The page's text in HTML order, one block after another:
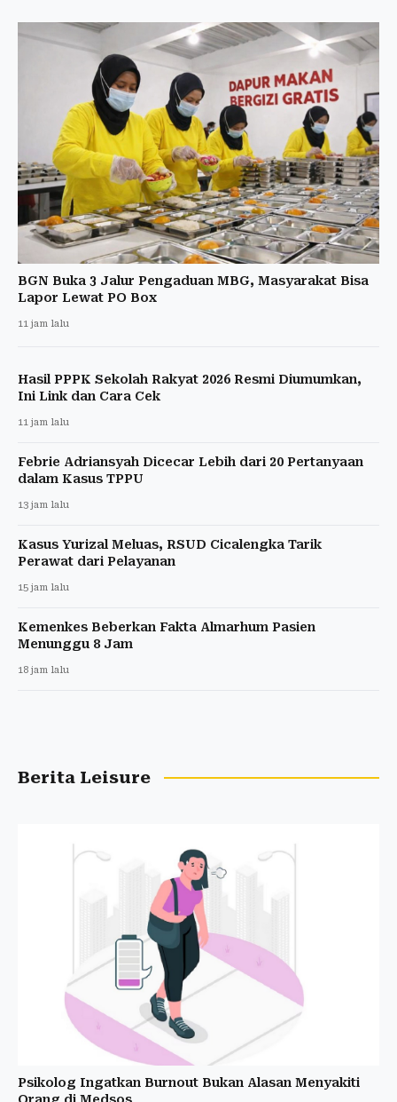
BGN Buka 3 Jalur Pengaduan MBG, Masyarakat Bisa
Lapor Lewat PO Box
11 jam lalu
Hasil PPPK Sekolah Rakyat 2026 Resmi Diumumkan,
Ini Link dan Cara Cek
11 jam lalu
Febrie Adriansyah Dicecar Lebih dari 20 Pertanyaan
dalam Kasus TPPU
13 jam lalu
Kasus Yurizal Meluas, RSUD Cicalengka Tarik
Perawat dari Pelayanan
15 jam lalu
Kemenkes Beberkan Fakta Almarhum Pasien
Menunggu 8 Jam
18 jam lalu
Berita Leisure
Psikolog Ingatkan Burnout Bukan Alasan Menyakiti
Orang di Medsos